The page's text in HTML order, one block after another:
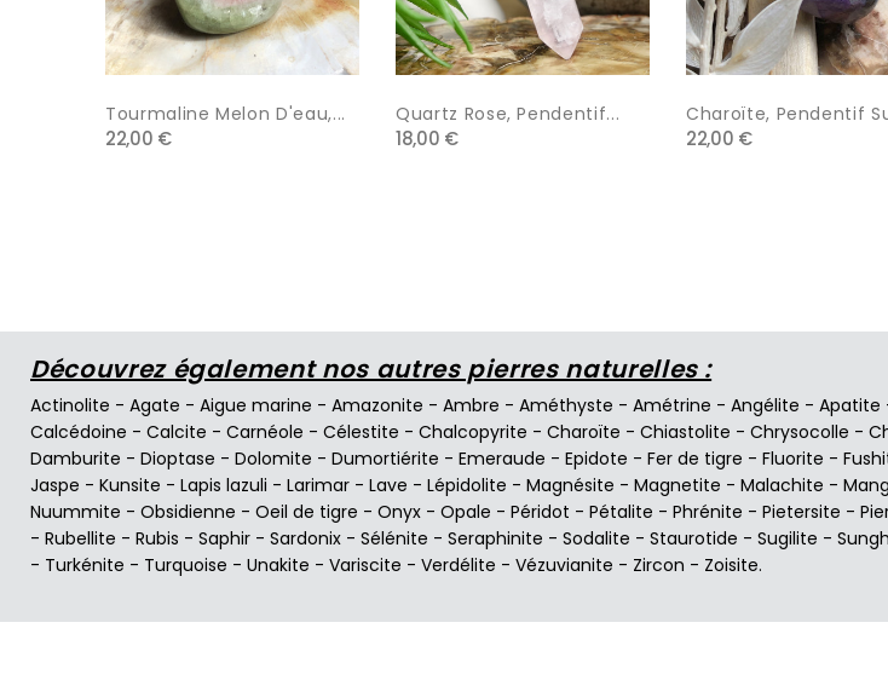
Tourmaline Melon D'eau,...
22,00 €
Quartz Rose, Pendentif...
18,00 €
Charoïte, Pendentif
22,00 €
Découvrez également nos autres pierres naturelles :
Actinolite - Agate - Aigue marine - Amazonite - Ambre - Améthyste - Amétrine - Angélite - Apatite
Calcédoine - Calcite - Carnéole - Célestite - Chalcopyrite - Charoïte - Chiastolite - Chrysocolle -
Damburite - Dioptase - Dolomite - Dumortiérite - Emeraude - Epidote - Fer de tigre - Fluorite -
Jaspe - Kunsite - Lapis lazuli - Larimar - Lave - Lépidolite - Magnésite - Magnetite - Malachite -
Nuummite - Obsidienne - Oeil de tigre - Onyx - Opale - Péridot - Pétalite - Phrénite - Pietersite -
- Rubellite - Rubis - Saphir - Sardonix - Sélénite - Seraphinite - Sodalite - Staurotide - Sugilite -
- Turkénite - Turquoise - Unakite - Variscite - Verdélite - Vézuvianite - Zircon - Zoisite.